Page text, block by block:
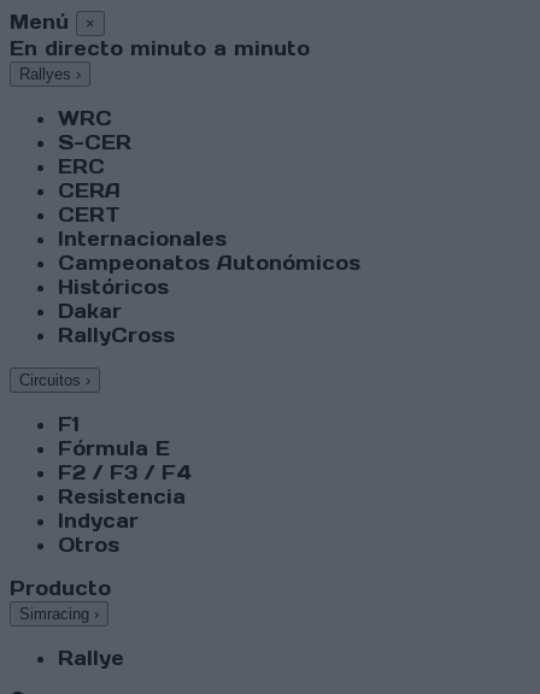
Menú ×
En directo minuto a minuto
Rallyes ›
WRC
S-CER
ERC
CERA
CERT
Internacionales
Campeonatos Autonómicos
Históricos
Dakar
RallyCross
Circuitos ›
F1
Fórmula E
F2 / F3 / F4
Resistencia
Indycar
Otros
Producto
Simracing ›
Rallye